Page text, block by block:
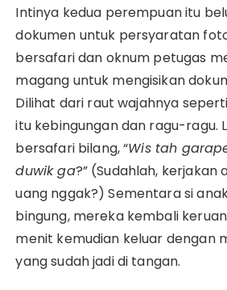
Intinya kedua perempuan itu
dokumen untuk persyaratan
bersafari dan oknum petugas
magang untuk mengisikan
Dilihat dari raut wajahnya
itu kebingungan dan ragu-ragu.
bersafari bilang, “Wis tah
duwik ga?” (Sudahlah, kerjakan
uang nggak?) Sementara si
bingung, mereka kembali
menit kemudian keluar dengan
yang sudah jadi di tangan.